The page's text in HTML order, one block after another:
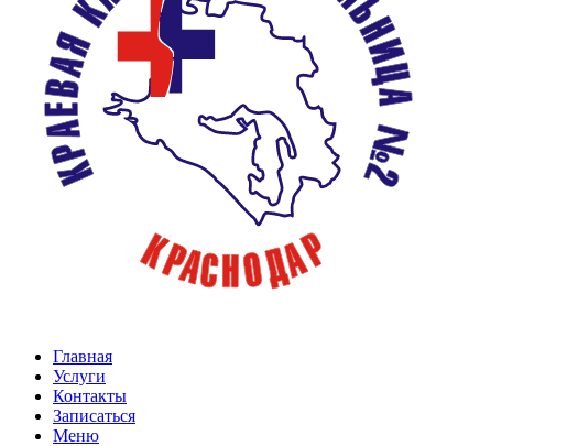
Главная
Услуги
Контакты
Записаться
Меню